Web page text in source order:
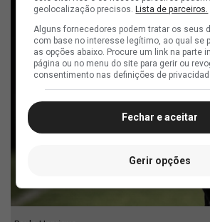
geolocalização precisos. Lista de parceiros.
Alguns fornecedores podem tratar os seus
com base no interesse legítimo, ao qual se
as opções abaixo. Procure um link na parte
página ou no menu do site para gerir ou
consentimento nas definições de
Fechar e aceitar
Gerir opções